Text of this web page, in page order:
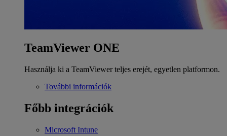
TeamViewer ONE
Használja ki a TeamViewer teljes erejét, egyetlen platformon.
További információk
Főbb integrációk
Microsoft Intune